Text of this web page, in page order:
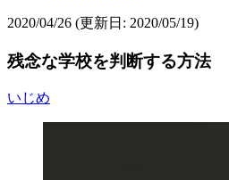
2020/04/26 (更新日: 2020/05/19)
残念な学校を判断する方法
いじめ